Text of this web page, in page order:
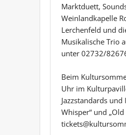
Marktduett,
Weinlandkapelle
Lerchenfeld und
Musikalische Trio
unter 02732/
Beim
Uhr im
Jazzstandards
Whisper“ und